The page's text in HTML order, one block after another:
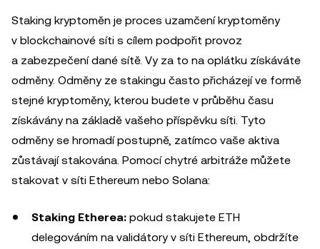
Staking kryptoměn je proces uzamčení kryptoměny
v blockchainové síti s cílem podpořit provoz
a zabezpečení dané sítě. Vy za to na oplátku získáváte
odměny. Odměny ze stakingu často přicházejí ve formě
stejné kryptoměny, kterou budete v průběhu času
získávány na základě vašeho příspěvku síti. Tyto
odměny se hromadí postupně, zatímco vaše aktiva
zůstávají stakována. Pomocí chytré arbitráže můžete
stakovat v síti Ethereum nebo Solana:
Staking Etherea: pokud stakujete ETH
delegováním na validátory v síti Ethereum, obdržíte